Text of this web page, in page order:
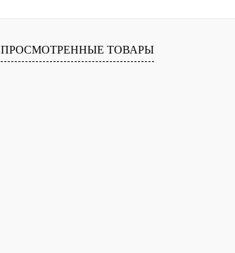
ПРОСМОТРЕННЫЕ ТОВАРЫ